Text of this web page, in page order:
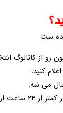
‌ست
رو از کاتالوگ
کنید.
می ‌شه.
می‌ گردد.